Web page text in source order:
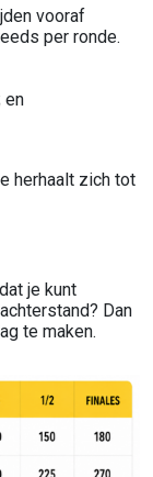
vooraf
per ronde.
en
herhaalt zich tot
je kunt
Dan
te maken.